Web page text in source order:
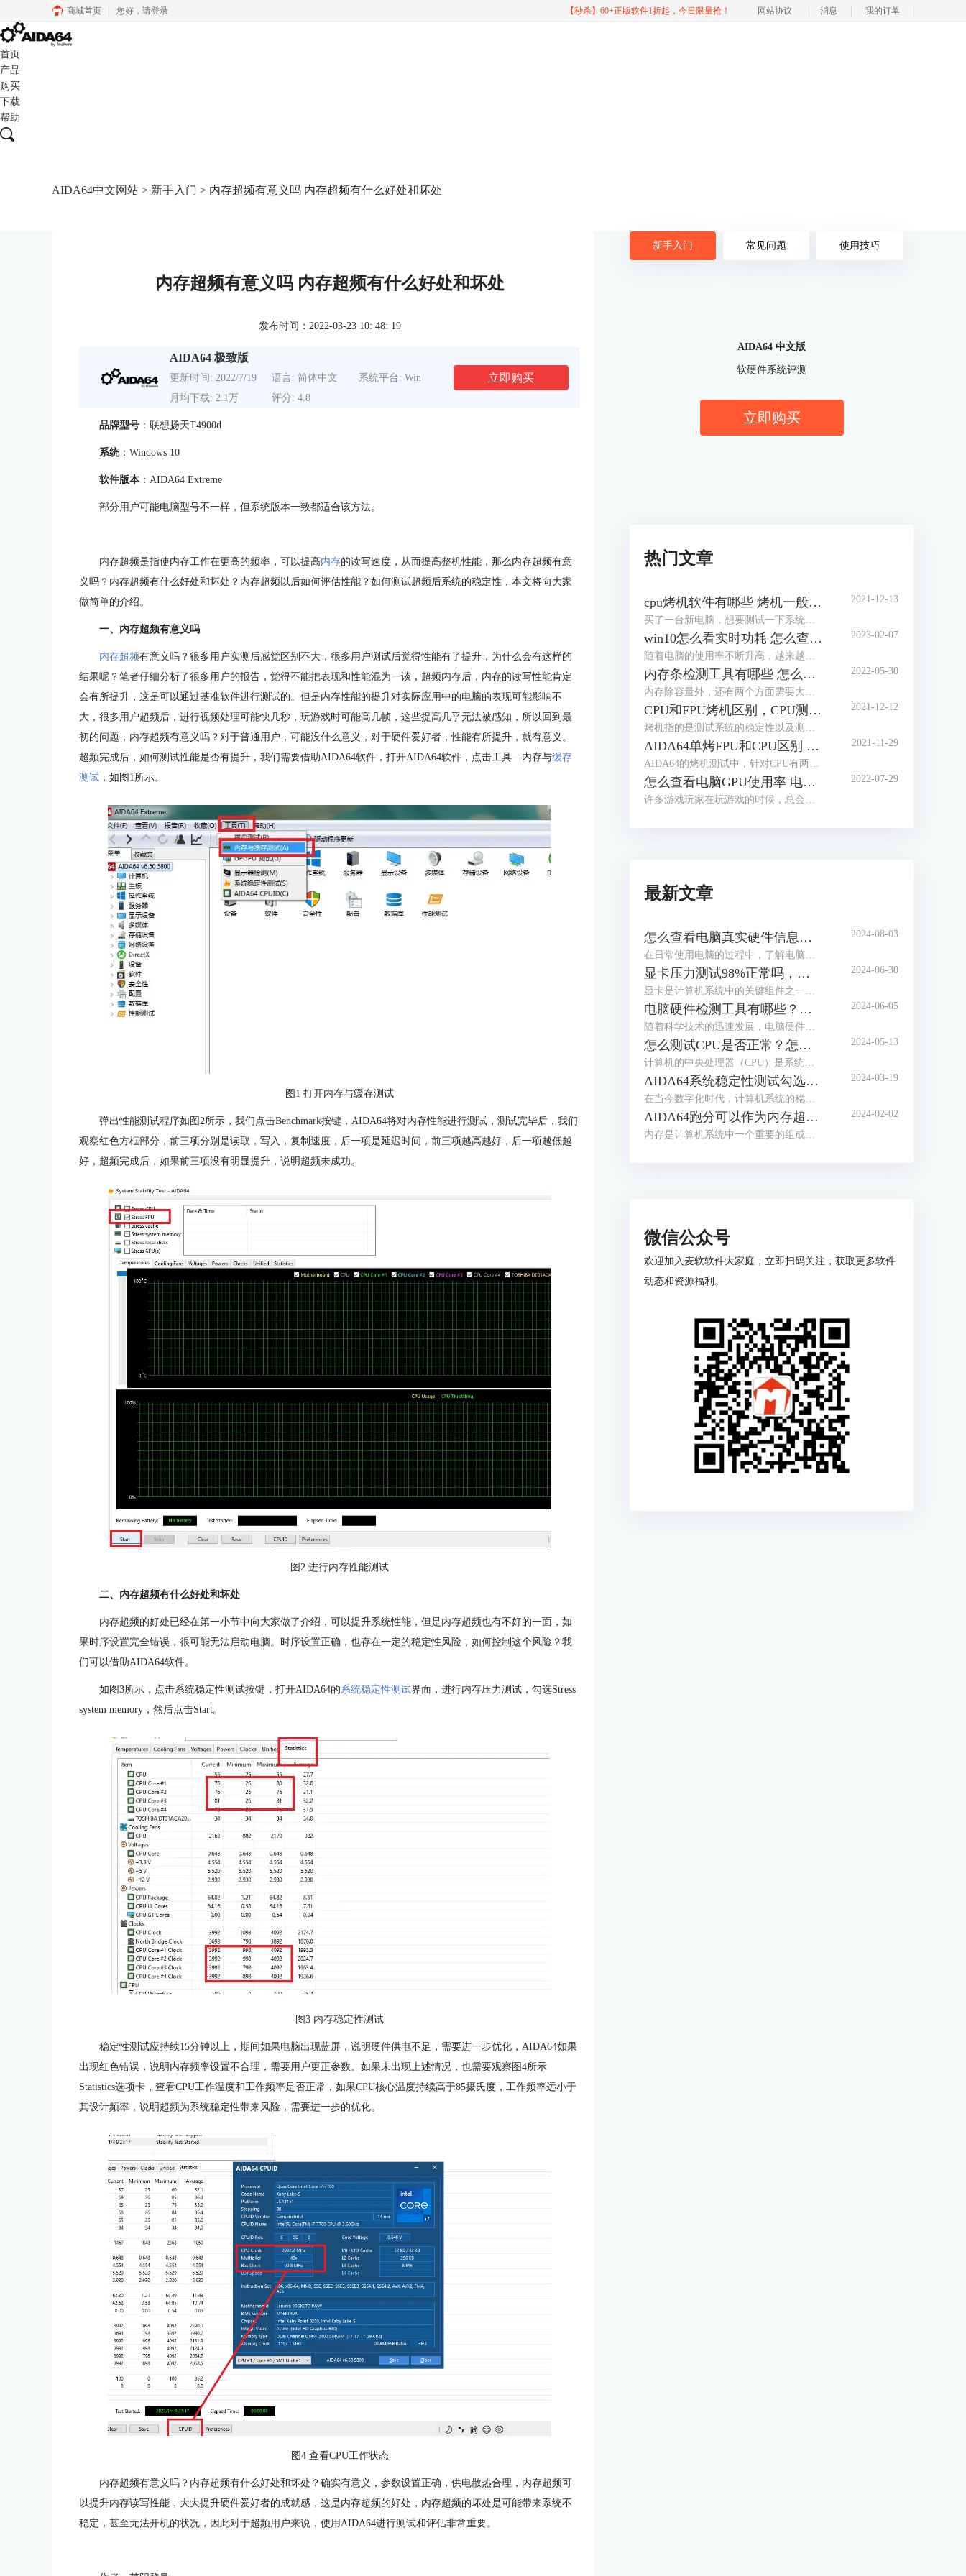
商城首页 您好， 请登录 【秒杀】60+正版软件1折起，今日限量抢！ 网站协议 消息 我的订单
首页
产品
购买
下载
帮助
AIDA64中文网站 > 新手入门 > 内存超频有意义吗 内存超频有什么好处和坏处
内存超频有意义吗 内存超频有什么好处和坏处
发布时间：2022-03-23 10: 48: 19
AIDA64 极致版
更新时间: 2022/7/19 语言: 简体中文
系统平台: Win
月均下载: 2.1万
评分: 4.8
立即购买
品牌型号 ：联想扬天T4900d
系统：Windows 10
软件版本 ：AIDA64 Extreme
部分用户可能电脑型号不一样，但系统版本一致都适合该方法。
内存超频是指使内存工作在更高的频率，可以提高内存的读写速度，从而提高整机性能，那么内存超频有意
义吗？内存超频有什么好处和坏处？内存超频以后如何评估性能？如何测试超频后系统的稳定性，本文将向大家
做简单的介绍。
一、内存超频有意义吗
内存超频有意义吗？很多用户实测后感觉区别不大，很多用户测试后觉得性能有了提升，为什么会有这样的
结果呢？笔者仔细分析了很多用户的报告，觉得不能把表现和性能混为一谈，超频内存后，内存的读写性能肯定
会有所提升，这是可以通过基准软件进行测试的。但是内存性能的提升对实际应用中的电脑的表现可能影响不
大，很多用户超频后，进行视频处理可能快几秒，玩游戏时可能高几帧，这些提高几乎无法被感知，所以回到最
初的问题，内存超频有意义吗？对于普通用户，可能没什么意义，对于硬件爱好者，性能有所提升，就有意义。
超频完成后，如何测试性能是否有提升，我们需要借助AIDA64软件，打开AIDA64软件，点击工具—内存与缓存
测试 ，如图1所示。
图1 打开内存与缓存测试
弹出性能测试程序如图2所示，我们点击Benchmark按键，AIDA64将对内存性能进行测试，测试完毕后，我们
观察红色方框部分，前三项分别是读取，写入，复制速度，后一项是延迟时间，前三项越高越好，后一项越低越
好，超频完成后，如果前三项没有明显提升，说明超频未成功。
图2 进行内存性能测试
二、内存超频有什么好处和坏处
内存超频的好处已经在第一小节中向大家做了介绍，可以提升系统性能，但是内存超频也有不好的一面，如
果时序设置完全错误，很可能无法启动电脑。时序设置正确，也存在一定的稳定性风险，如何控制这个风险？我
们可以借助AIDA64软件。
如图3所示，点击系统稳定性测试按键，打开AIDA64的系统稳定性测试界面，进行内存压力测试，勾选Stress
system memory，然后点击Start。
图3 内存稳定性测试
稳定性测试应持续15分钟以上，期间如果电脑出现蓝屏，说明硬件供电不足，需要进一步优化，AIDA64如果
出现红色错误，说明内存频率设置不合理，需要用户更正参数。如果未出现上述情况，也需要观察图4所示
Statistics选项卡，查看CPU工作温度和工作频率是否正常，如果CPU核心温度持续高于85摄氏度，工作频率远小于
其设计频率，说明超频为系统稳定性带来风险，需要进一步的优化。
图4 查看CPU工作状态
内存超频有意义吗？内存超频有什么好处和坏处？确实有意义，参数设置正确，供电散热合理，内存超频可
以提升内存读写性能，大大提升硬件爱好者的成就感，这是内存超频的好处，内存超频的坏处是可能带来系统不
稳定，甚至无法开机的状况，因此对于超频用户来说，使用AIDA64进行测试和评估非常重要。
新手入门 常见问题 使用技巧
AIDA64 中文版
软硬件系统评测
立即购买
热门文章
cpu烤机软件有哪些 烤机一般用什么软件
买了一台新电脑，想要测试一下系统的稳定性，对于市场上眼花缭乱的烤机软件，许多网友不知道怎么选择，到底用哪一个软件好，那么小编就来为大家介绍一下烤机软件有哪些，烤机一般用什么软件，，希望可以帮助到网友们少走弯路。
2021-12-13
win10怎么看实时功耗 怎么查看CPU实时功耗
随着电脑的使用率不断升高，越来越多的人开始关心电脑的使用功耗，这有助于用户更好的了解电脑性能，那么应该怎么查看电脑的实时功耗呢？下面就让我们来了解一下win10怎么看实时功耗，怎么查看CPU实时功耗吧！
2023-02-07
内存条检测工具有哪些 怎么测试内存条性能好坏
内存除容量外，还有两个方面需要大家多多关注，一个是内存的读写速度，这与内存的代际，设计密切相关，另一个是内存的颗粒，这与内存能否超频运行密切相关，如何获取这些信息，我们需要借助工具软件，内存条检测工具有哪些？怎么测试内存条性能好坏，本文将分三个小节，向大家做简单介绍。
2022-05-30
CPU和FPU烤机区别，CPU测试FPU好还是CPU好
烤机指的是测试系统的稳定性以及测试电脑的一些极限参数，烤机也被分为单烤和双烤两种方式，其中单烤FPU是能够给电脑CPU最大压力的一种测试，电脑爱好者们通常都会单烤FPU来测试电脑CPU的极限温度。而在常用的烤机软件AIDA64当中明明有单烤CPU的选项，为什么不能直接单烤CPU呢？现在我们就来解答一下我们在烤机的时候究竟应该烤CPU还是FPU，以及烤CPU和FPU的区别，快来一起看看吧！
2021-12-12
AIDA64单烤FPU和CPU区别 ,aida64怎样算烤机通过
AIDA64的烤机测试中，针对CPU有两种不同的烤机方式：CPU压力测试和FPU压力测试。那么使用AIDA64单烤FPU和CPU区别是什么，这两种测试如何进行，分别针对什么应用场景，同时aida64怎样算烤机通过，阅读完本文后，相信各位读者心中都会有清晰的答案。
2021-11-29
怎么查看电脑GPU使用率 电脑GPU使用率多少正常
许多游戏玩家在玩游戏的时候，总会关注到电脑的GPU使用率，因为一但GPU使用率过高的话，就会造成游戏卡顿等现象，那么你知道怎么查看电脑GPU使用率吗？下面就让我们一起来了解一下关于怎么查看电脑GPU使用率，电脑GPU使用率多少正常的内容吧！
2022-07-29
最新文章
怎么查看电脑真实硬件信息，怎么查看电脑硬件内存
在日常使用电脑的过程中，了解电脑的硬件信息是解决问题、升级硬件或进行维护的关键步骤。通过查看电脑的真实硬件信息，我们可以了解处理器、内存、显卡等组件的详细信息，从而更好地了解电脑的性能和使用状况。接下来给大家介绍怎么查看电脑真实硬件信息，怎么查看电脑硬件内存。
2024-08-03
显卡压力测试98%正常吗，显卡压力测试98还能用多久
显卡是计算机系统中的关键组件之一，负责处理图形和图像计算任务。在使用计算机过程中，用户可能会进行显卡压力测试，以评估其性能和稳定性。下面来给大家介绍显卡压力测试98%正常吗，显卡压力测试98还能用多久的内容。
2024-06-30
电脑硬件检测工具有哪些？电脑硬件检测工具哪个好？
随着科学技术的迅速发展，电脑硬件也是处于日新月异的变化，为了充分发挥电脑的性能，我们通常需要使用专业的硬件检测工具。这些工具不仅可以帮助用户了解电脑硬件的状态，还能提供有效的优化建议。接下来给大家介绍电脑硬件检测工具有哪些，电脑硬件检测工具哪个好。
2024-06-05
怎么测试CPU是否正常？怎么测试CPU性能？
计算机的中央处理器（CPU）是系统的心脏，对其性能的影响至关重要。因此，CPU能否正常运转是一个电脑系统工作的关键，下面给大家介绍怎么测试CPU是否正常，怎么测试CPU性能的具体内容。
2024-05-13
AIDA64系统稳定性测试勾选哪几个？AIDA64系统稳定性测试要多久？
在当今数字化时代，计算机系统的稳定性对于用户体验和工作效率至关重要。AIDA64是一款强大的系统测试工具，通过其系统稳定性测试功能，用户能够全面评估计算机的性能和稳定性。而在进行AIDA64软件进行系统稳定性测试时，选择合适的项目十分重要，下面给大家介绍AIDA64系统稳定性测试勾选哪几个，AIDA64系统稳定性测试要多久的具体内容。
2024-03-19
AIDA64跑分可以作为内存超频依据么 为什么内存跑分低
内存是计算机系统中一个重要的组成部分，其性能直接影响着整个系统的运行效率。为了更好地优化和评估内存系统的性能，人们设计了内存基准测试这一方法。内存基准测试通过设计不同的测试场景和工作负载，来模拟和衡量实际应用场景下内存的各种性能指标，从而为内存系统的优化提供依据。那AIDA64跑分可以作为内存超频依据么？为什么内存跑分低，本文向大家作简单介绍。
2024-02-02
微信公众号
欢迎加入麦软软件大家庭，立即扫码关注，获取更多软件
动态和资源福利。